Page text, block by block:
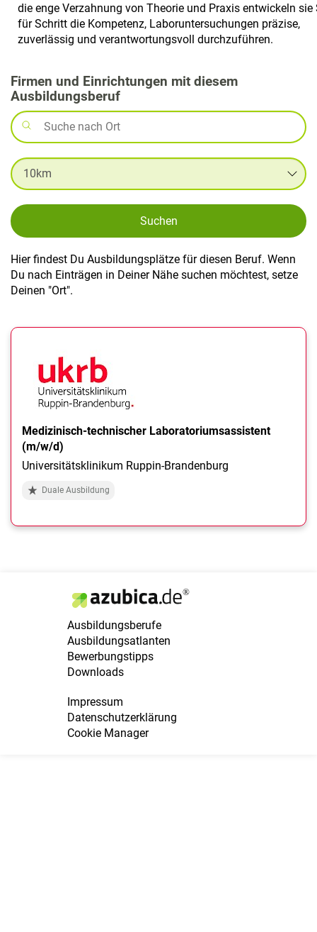
die enge Verzahnung von Theorie und Praxis entwickeln sie
für Schritt die Kompetenz, Laboruntersuchungen präzise,
zuverlässig und verantwortungsvoll durchzuführen.
Firmen und Einrichtungen mit diesem
Ausbildungsberuf
Suchen
Hier findest Du Ausbildungsplätze für diesen Beruf. Wenn
Du nach Einträgen in Deiner Nähe suchen möchtest, setze
Deinen "Ort".
Medizinisch-technischer Laboratoriumsassistent
(m/w/d)
Universitätsklinikum Ruppin-Brandenburg
Duale Ausbildung
Ausbildungsberufe
Ausbildungsatlanten
Bewerbungstipps
Downloads
Impressum
Datenschutzerklärung
Cookie Manager